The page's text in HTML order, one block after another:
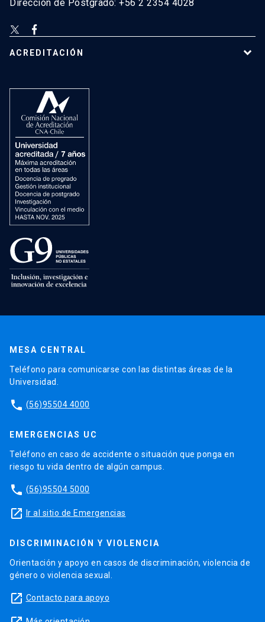
Dirección de Postgrado: +56 2 2354 4028
ACREDITACIÓN
MESA CENTRAL
Teléfono para comunicarse con las distintas áreas de la
Universidad.
phone (56)95504 4000
EMERGENCIAS UC
Teléfono en caso de accidente o situación que ponga en
riesgo tu vida dentro de algún campus.
phone (56)95504 5000
launch Ir al sitio de Emergencias
DISCRIMINACIÓN Y VIOLENCIA
Orientación y apoyo en casos de discriminación, violencia de
género o violencia sexual.
launch Contacto para apoyo